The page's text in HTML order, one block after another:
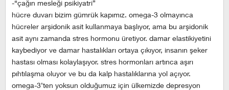
-“çağın mesleği psikiyatri”
hücre duvarı bizim gümrük kapımız. omega-3 olmayınca
hücreler arşidonik asit kullanmaya başlıyor, ama bu arşidonik
asit aynı zamanda stres hormonu üretiyor. damar elastikiyetini
kaybediyor ve damar hastalıkları ortaya çıkıyor, insanın şeker
hastası olması kolaylaşıyor. stres hormonları artınca aşırı
pıhtılaşma oluyor ve bu da kalp hastalıklarına yol açıyor.
omega-3’ten yoksun olduğumuz için ülkemizde depresyon